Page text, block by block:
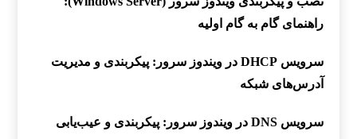
راهنمای گام به گام اولیه
سرویس DHCP در ویندوز سرور: پیکربندی و مدیریت
آدرس‌های شبکه
سرویس DNS در ویندوز سرور: پیکربندی و عیب‌یابی